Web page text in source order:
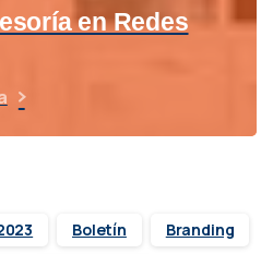
en Redes
Boletín Branding